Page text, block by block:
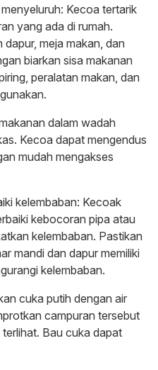
Kecoa tertarik
yang ada di rumah.
meja makan, dan
biarkan sisa makanan
peralatan makan, dan
dalam wadah
Kecoa dapat mengendus
mudah mengakses
kelembaban: Kecoak
kebocoran pipa atau
kelembaban. Pastikan
mandi dan dapur memiliki
kelembaban.
cuka putih dengan air
campuran tersebut
Bau cuka dapat